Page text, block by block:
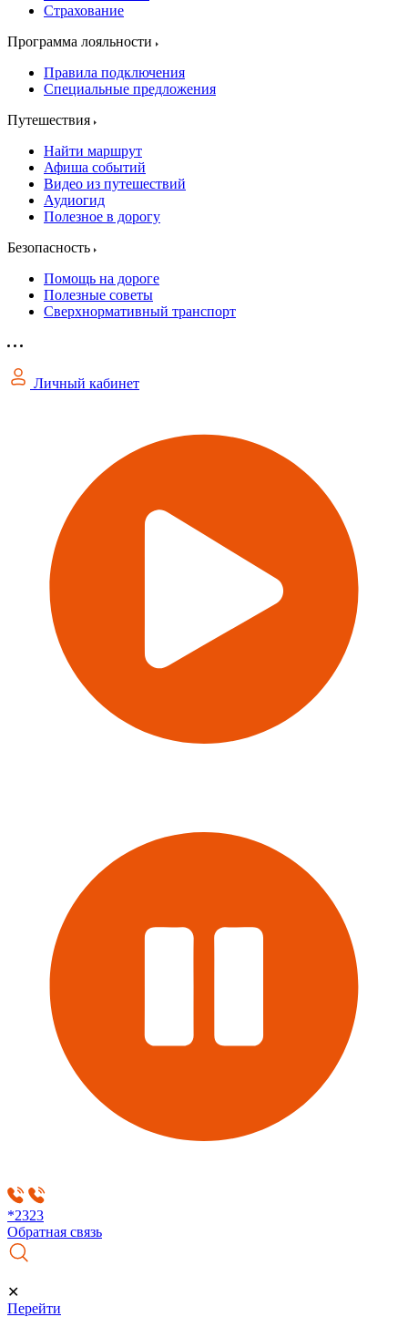
Страхование
Программа лояльности
Правила подключения
Специальные предложения
Путешествия
Найти маршрут
Афиша событий
Видео из путешествий
Аудиогид
Полезное в дорогу
Безопасность
Помощь на дороге
Полезные советы
Сверхнормативный транспорт
Личный кабинет
*2323
Обратная связь
✕
Перейти